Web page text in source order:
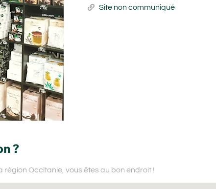
Site non communiqué
?
région Occitanie, vous êtes au bon endroit !